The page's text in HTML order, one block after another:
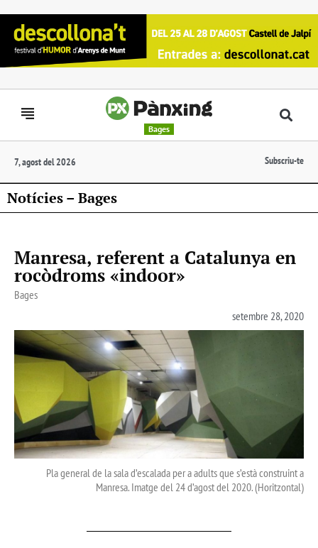
Bages
7, agost del 2026 Subscriu-te
Notícies – Bages
Manresa, referent a Catalunya en
rocòdroms «indoor»
Bages
setembre 28, 2020
Pla general de la sala d’escalada per a adults que s’està construint a
Manresa. Imatge del 24 d’agost del 2020. (Horitzontal)